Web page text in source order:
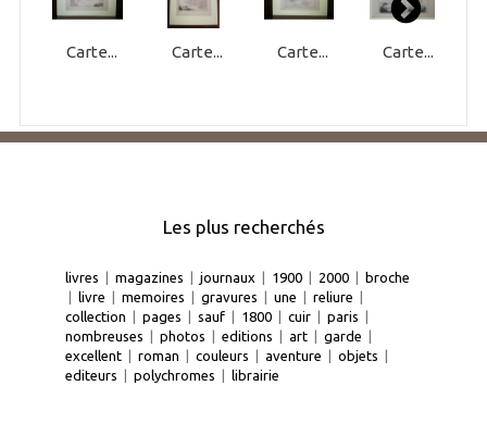
Carte... Carte... Carte... Carte...
Les plus recherchés
livres | magazines | journaux | 1900 | 2000 | broche
| livre | memoires | gravures | une | reliure |
collection | pages | sauf | 1800 | cuir | paris |
nombreuses | photos | editions | art | garde |
excellent | roman | couleurs | aventure | objets |
editeurs | polychromes | librairie